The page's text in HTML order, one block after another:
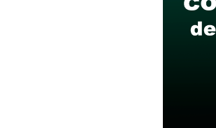
Partes de la MPE (De 08:30